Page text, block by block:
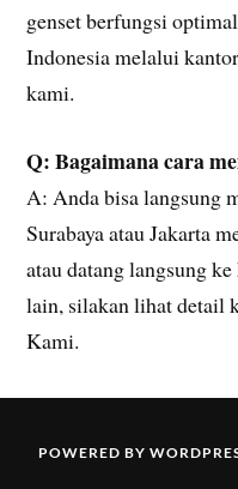
genset berfungsi
Indonesia melalui
kami.
Q: Bagaimana cara
A: Anda bisa langsung
Surabaya atau Jakarta
atau datang langsung
lain, silakan lihat detail
Kami.
POWERED BY